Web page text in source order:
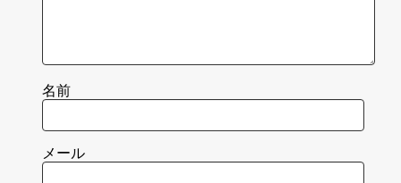
名前
メール